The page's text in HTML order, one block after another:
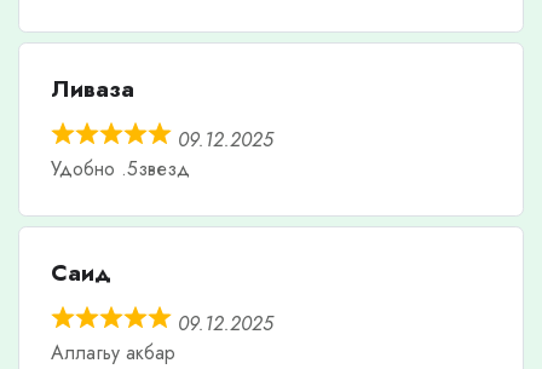
Ливаза
09.12.2025
Удобно .5звезд
Саид
09.12.2025
Аллагьу акбар